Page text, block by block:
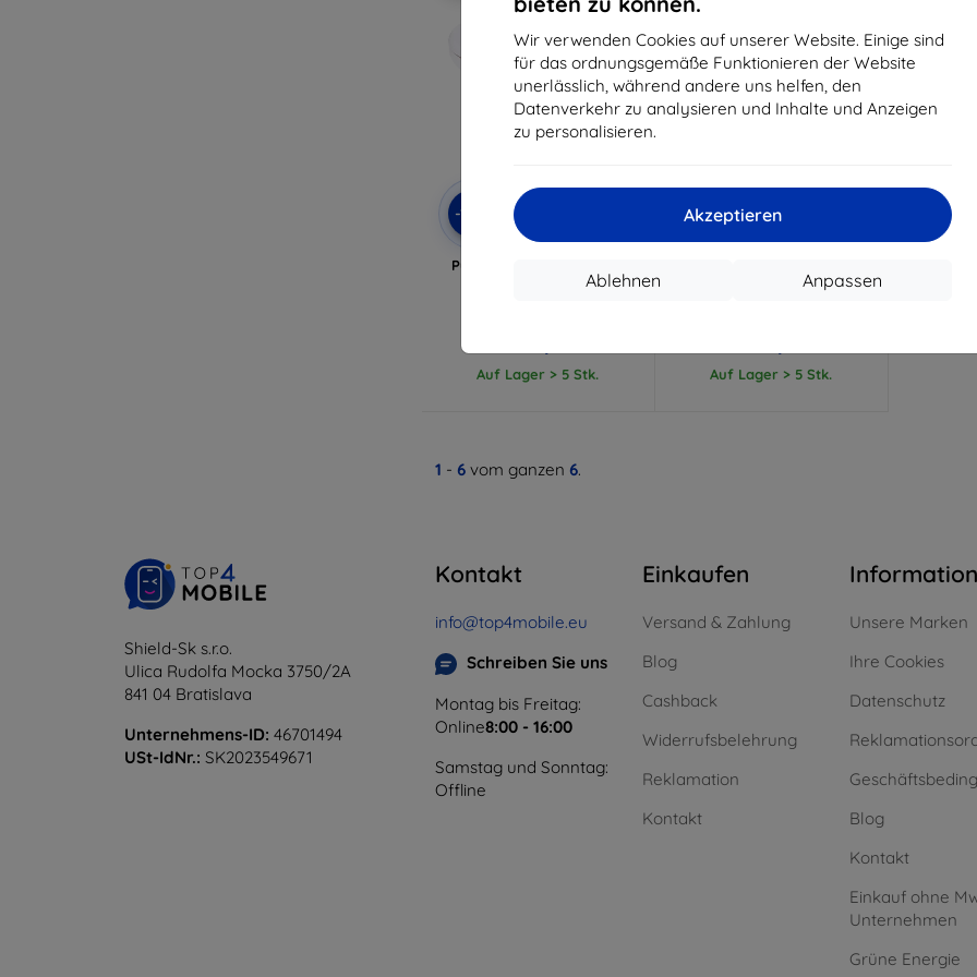
Wir verwenden Cookies auf unserer Website. Einige sind
für das ordnungsgemäße Funktionieren der Website
unerlässlich, während andere uns helfen, den
Datenverkehr zu analysieren und Inhalte und Anzeigen
zu personalisieren.
Akzeptieren
Anpassen
Ablehnen
-10%
Rabatt
mit
Gutschein
Puluz drehbarer Display-
Ständer 45 cm (weiß)
Auf Lager > 5 Stk.
-10%
mit
Ständer 45 cm (schwarz)
Auf Lager > 5 Stk.
1 - 6 vom ganzen 6.
Shield-Sk s.r.o.
Ulica Rudolfa Mocka 3750/2A
841 04 Bratislava
Unternehmens-ID: 46701494
USt-IdNr.: SK2023549671
Kontakt
info@top4mobile.eu
Schreiben Sie uns
Montag bis Freitag:
Online8:00 - 16:00
Samstag und Sonntag:
Offline
Einkaufen
Versand & Zahlung
Blog
Cashback
Widerrufsbelehrung
Reklamation
Kontakt
Information
Unsere Marken
Ihre Cookies
Datenschutz
Blog
Kontakt
Einkauf ohne
Unternehmen
Grüne Energie